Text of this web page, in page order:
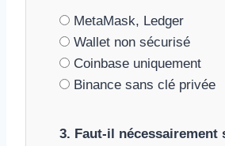
MetaMask, Ledger
Wallet non sécurisé
Coinbase uniquement
Binance sans clé privée
3. Faut-il nécessairement